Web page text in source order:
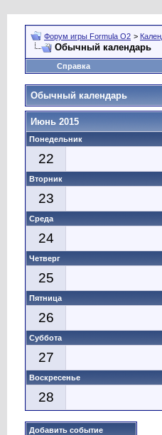
Форум игры Formula O2 >
Обычный календарь
Справка
Обычный календарь
Июнь 2015
Понедельник
22
Вторник
23
Среда
24
Четверг
25
Пятница
26
Суббота
27
Воскресенье
28
Добавить событие